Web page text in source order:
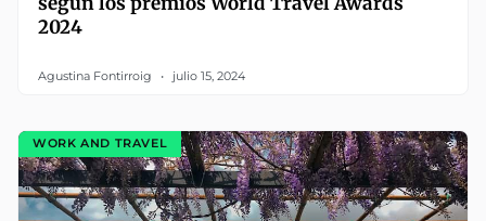
2024
Agustina Fontirroig julio 15, 2024
WORK AND TRAVEL